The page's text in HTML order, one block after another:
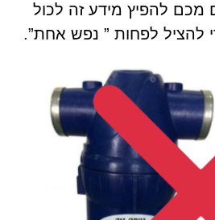
מכם להפיץ מידע זה לכול
להציל לפחות ” נפש אחת”.